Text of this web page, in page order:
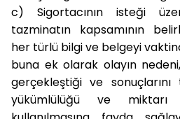
c) Sigortacının isteği
tazminatın kapsamının
her türlü bilgi ve belgeyi
buna ek olarak olayın
gerçekleştiği ve
yükümlülüğü ve